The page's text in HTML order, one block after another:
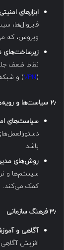
ابزارهای
ویروس، که
زیرساخت‌های
نقاط ضعف
(
VPN) و
۲٫ سیاست‌ها و
سیاست‌های
باشد.
روش‌های
سیستم‌ها و
کمک می‌کند.
۳٫ فرهنگ سازمانی
آگاهی و
افزایش